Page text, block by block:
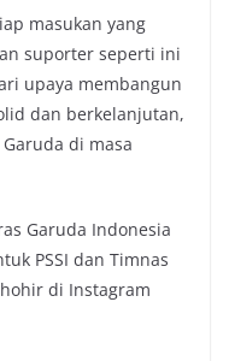
masukan yang
suporter seperti ini
upaya membangun
dan berkelanjutan,
di masa
Garuda Indonesia
PSSI dan Timnas
di Instagram